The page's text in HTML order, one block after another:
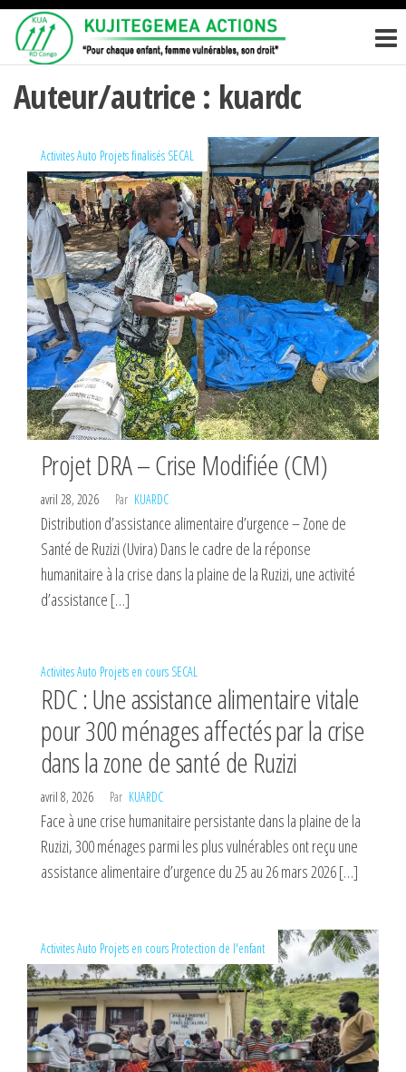
Passer
contenu
ACTIONS
enfant,
vulnérables,
Auteur/autrice : kuardc
ActivitesAuto Projets finalisés SECAL
Projet DRA – Crise Modifiée (CM)
avril 28, 2026 Par KUARDC
Distribution d’assistance alimentaire d’urgence – Zone de
Santé de Ruzizi (Uvira) Dans le cadre de la réponse
humanitaire à la crise dans la plaine de la Ruzizi, une activité
d’assistance […]
ActivitesAuto Projets en cours SECAL
RDC : Une assistance alimentaire vitale
pour 300 ménages affectés par la crise
dans la zone de santé de Ruzizi
avril 8, 2026 Par KUARDC
Face à une crise humanitaire persistante dans la plaine de la
Ruzizi, 300 ménages parmi les plus vulnérables ont reçu une
assistance alimentaire d’urgence du 25 au 26 mars 2026 […]
ActivitesAuto Projets en cours Protection de l'enfant